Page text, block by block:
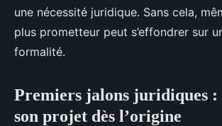
une nécessité juridique. Sans cela,
plus prometteur peut s’effondrer sur
formalité.
Premiers jalons juridiques :
son projet dès l’origine